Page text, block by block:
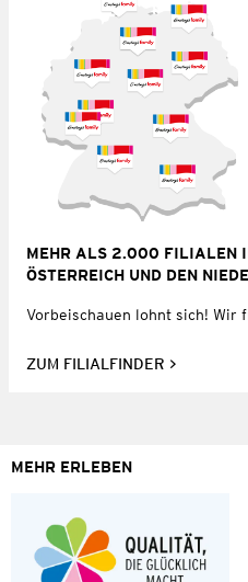
MEHR ALS 2.000 FILIALEN
ÖSTERREICH UND DEN
Vorbeischauen lohnt sich! Wir
ZUM FILIALFINDER
MEHR ERLEBEN